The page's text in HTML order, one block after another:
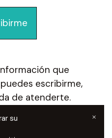
que
escribirme,
de atenderte.
su
×